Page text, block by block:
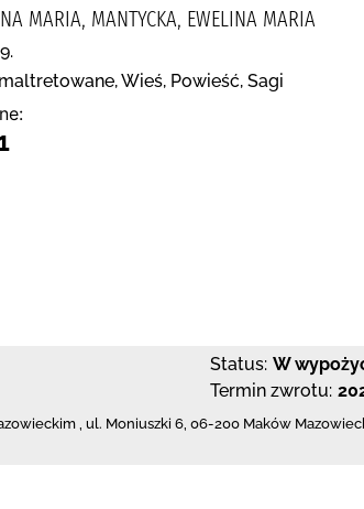
MARIA, MANTYCKA, EWELINA MARIA
Wieś, Powieść, Sagi
Status: W
Termin zwrotu:
, ul. Moniuszki 6, 06-200 Maków